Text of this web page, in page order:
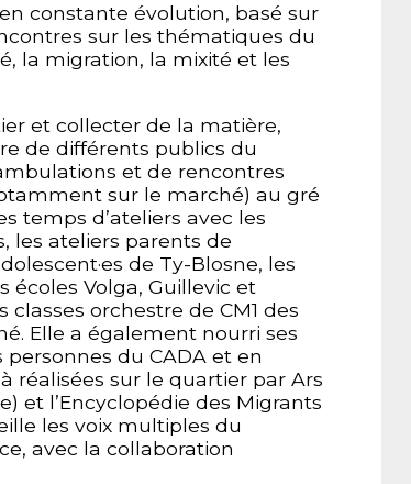
constante évolution, basé sur
sur les thématiques du
la migration, la mixité et les
et collecter de la matière,
de différents publics du
et de rencontres
sur le marché) au gré
temps d’ateliers avec les
les ateliers parents de
de Ty-Blosne, les
écoles Volga, Guillevic et
orchestre de CM1 des
Elle a également nourri ses
du CADA et en
réalisées sur le quartier par Ars
et l’Encyclopédie des Migrants
les voix multiples du
avec la collaboration